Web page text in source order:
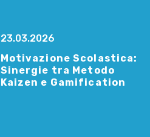
23.03.2026
Motivazione Scolastica:
Sinergie tra Metodo
Kaizen e Gamification